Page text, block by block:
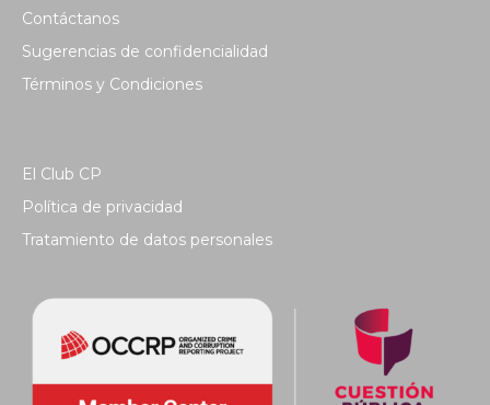
Contáctanos
Sugerencias de confidencialidad
Términos y Condiciones
El Club CP
Política de privacidad
Tratamiento de datos personales